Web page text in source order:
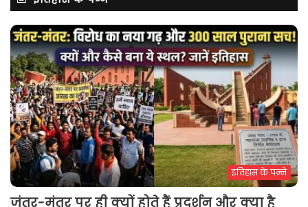
इतिहास के पन्ने
जंतर-मंतर पर ही क्यों होते हैं प्रदर्शन और क्या है